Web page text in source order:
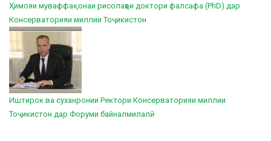
Ҳимояи муваффақонаи рисолаҳои доктори фалсафа (PhD) дар
Консерваторияи миллии Тоҷикистон
Иштирок ва суханронии Ректори Консерваторияи миллии
Тоҷикистон дар Форуми байналмилалӣ